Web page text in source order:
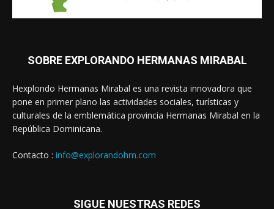
SOBRE EXPLORANDO HERMANAS MIRABAL
Hexplondo Hermanas Mirabal es una revista innovadora que
pone en primer plano las actividades sociales, turísticas y
culturales de la emblemática provincia Hermanas Mirabal en la
República Dominicana.
Contacto : info@explorandohm.com
SIGUE NUESTRAS REDES